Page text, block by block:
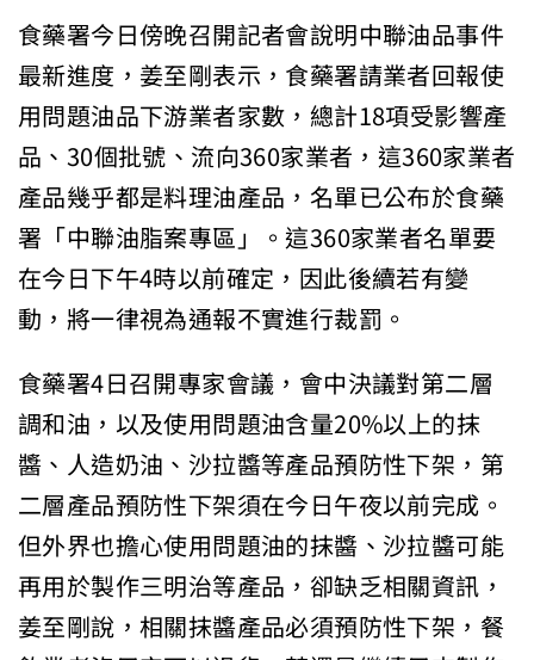
食藥署今日傍晚召開記者會說明中聯油品事件
最新進度，姜至剛表示，食藥署請業者回報使
用問題油品下游業者家數，總計18項受影響產
品、30個批號、流向360家業者，這360家業者
產品幾乎都是料理油產品，名單已公布於食藥
署「中聯油脂案專區」。這360家業者名單要
在今日下午4時以前確定，因此後續若有變
動，將一律視為通報不實進行裁罰。
食藥署4日召開專家會議，會中決議對第二層
調和油，以及使用問題油含量20%以上的抹
醬、人造奶油、沙拉醬等產品預防性下架，第
二層產品預防性下架須在今日午夜以前完成。
但外界也擔心使用問題油的抹醬、沙拉醬可能
再用於製作三明治等產品，卻缺乏相關資訊，
姜至剛說，相關抹醬產品必須預防性下架，餐